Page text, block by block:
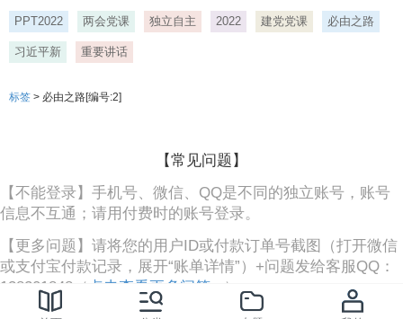
24、中国共产党百年辉煌,坚持党的全面领导是坚持和发
展中国特色社会主义的必由之路,中国共产党百年辉煌,前
言,坚持党的全面领导是坚持和发展中国特色社会主义的
威和集中统一领导,我们就一定能够确保全党全。
新时代我国发展壮大的必由之路,只要完整准确全面贯彻
新发展理念,加快构建新发展格局,推动高质量发展,加快
实现科技自立自强,我们就一定能够不断提高。
26、深入学习十三届全国人大五次会议,深刻认识五个必
由之路,3月5日在参加他所在的十三届全国人大五次会议
内蒙古代表团审议时强调,坚持党的全面领导是坚持和发
展中国特色社会主义的必由之路,中国特色社会主义是实
PPT2022 两会党课 独立自主 2022 建党党课 必由之路
习近平新 重要讲话
标签 > 必由之路[编号:2]
【常见问题】
【不能登录】手机号、微信、QQ是不同的独立账号，账号
信息不互通；请用付费时的账号登录。
【更多问题】请将您的用户ID或付款订单号截图（打开微信
或支付宝付款记录，展开“账单详情”）+问题发给客服QQ：
138201848（ 点击查看更多问答...
）